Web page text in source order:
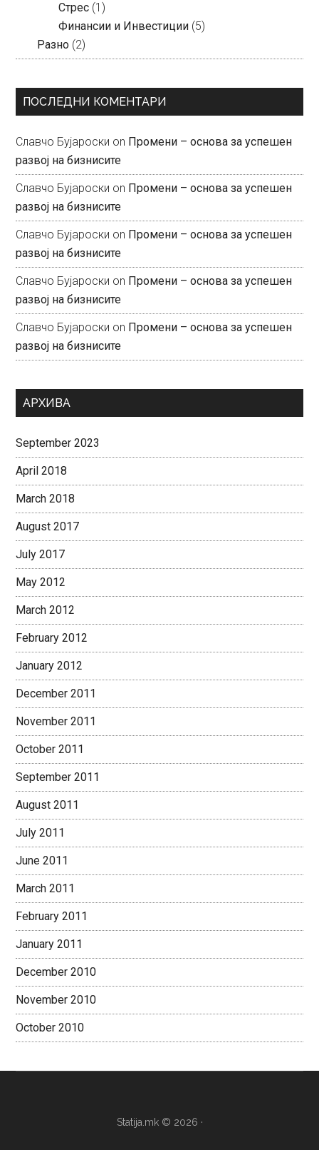
Стрес (1)
Финансии и Инвестиции (5)
Разно (2)
ПОСЛЕДНИ КОМЕНТАРИ
Славчо Бујароски on Промени – основа за успешен
развој на бизнисите
Славчо Бујароски on Промени – основа за успешен
развој на бизнисите
Славчо Бујароски on Промени – основа за успешен
развој на бизнисите
Славчо Бујароски on Промени – основа за успешен
развој на бизнисите
Славчо Бујароски on Промени – основа за успешен
развој на бизнисите
АРХИВА
September 2023
April 2018
March 2018
August 2017
July 2017
May 2012
March 2012
February 2012
January 2012
December 2011
November 2011
October 2011
September 2011
August 2011
July 2011
June 2011
March 2011
February 2011
January 2011
December 2010
November 2010
October 2010
Statija.mk © 2026 ·